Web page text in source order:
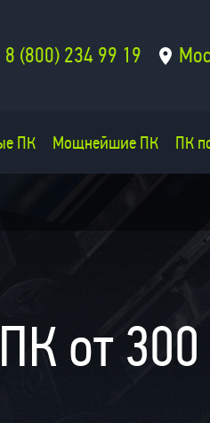
8 (800) 234 99 19
ПК Мощнейшие ПК ПК
ПК от